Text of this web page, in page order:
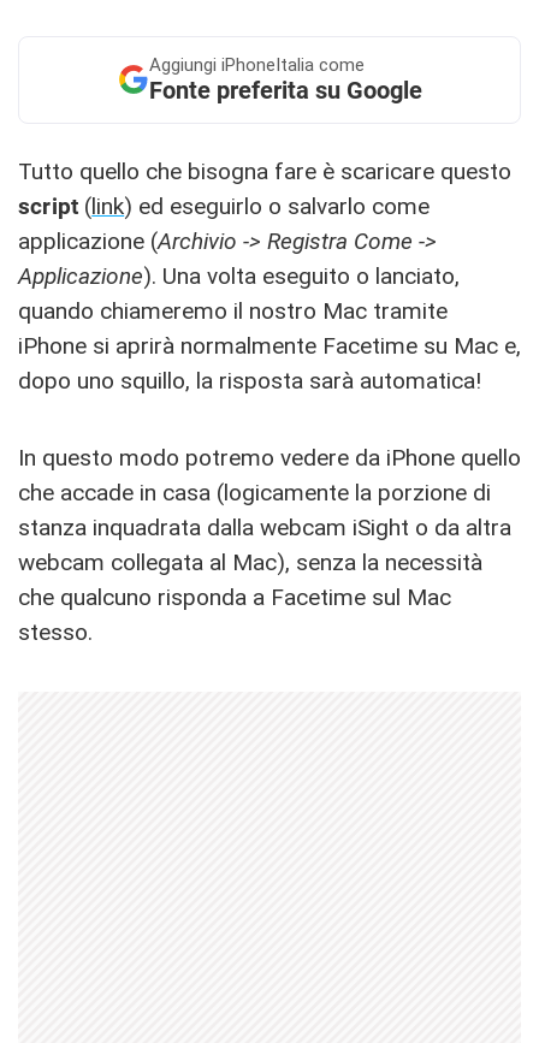
Aggiungi iPhoneItalia come
Fonte preferita su Google
Tutto quello che bisogna fare è scaricare questo
script (link) ed eseguirlo o salvarlo come
applicazione (Archivio -> Registra Come ->
Applicazione). Una volta eseguito o lanciato,
quando chiameremo il nostro Mac tramite
iPhone si aprirà normalmente Facetime su Mac e,
dopo uno squillo, la risposta sarà automatica!
In questo modo potremo vedere da iPhone quello
che accade in casa (logicamente la porzione di
stanza inquadrata dalla webcam iSight o da altra
webcam collegata al Mac), senza la necessità
che qualcuno risponda a Facetime sul Mac
stesso.